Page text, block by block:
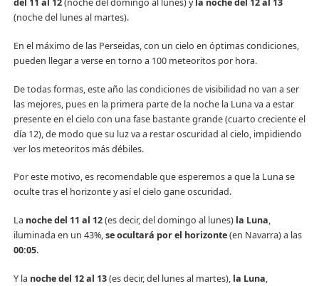
(noche del lunes al martes).
En el máximo de las Perseidas, con un cielo en óptimas condiciones,
pueden llegar a verse en torno a 100 meteoritos por hora.
De todas formas, este año las condiciones de visibilidad no van a ser
las mejores, pues en la primera parte de la noche la Luna va a estar
presente en el cielo con una fase bastante grande (cuarto creciente el
día 12), de modo que su luz va a restar oscuridad al cielo, impidiendo
ver los meteoritos más débiles.
Por este motivo, es recomendable que esperemos a que la Luna se
oculte tras el horizonte y así el cielo gane oscuridad.
La noche del 11 al 12(es decir, del domingo al lunes) la Luna,
iluminada en un 43%,se ocultará por el horizonte(en Navarra) a las
00:05.
Y la noche del 12 al 13(es decir, del lunes al martes), la Luna,